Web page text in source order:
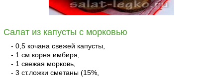
Салат из капусты с морковью
- 0,5 кочана свежей капусты,
- 1 см корня имбиря,
- 1 свежая морковь,
- 3 ст.ложки сметаны (15%,